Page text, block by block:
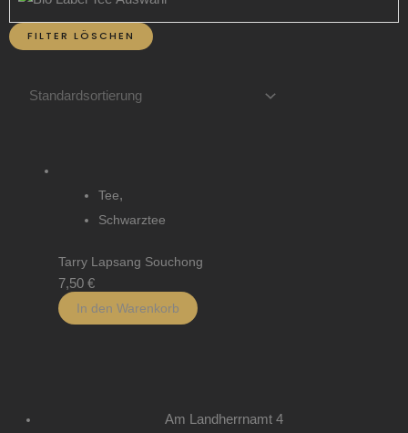
FILTER LÖSCHEN
Tee,
Schwarztee
Tarry Lapsang Souchong
7,50 €
In den Warenkorb
Am Landherrnamt 4